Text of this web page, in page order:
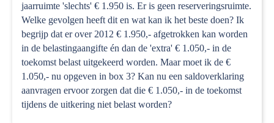
jaarruimte 'slechts' € 1.950 is. Er is geen reserveringsruimte.
Welke gevolgen heeft dit en wat kan ik het beste doen? Ik
begrijp dat er over 2012 € 1.950,- afgetrokken kan worden
in de belastingaangifte én dan de 'extra' € 1.050,- in de
toekomst belast uitgekeerd worden. Maar moet ik de €
1.050,- nu opgeven in box 3? Kan nu een saldoverklaring
aanvragen ervoor zorgen dat die € 1.050,- in de toekomst
tijdens de uitkering niet belast worden?